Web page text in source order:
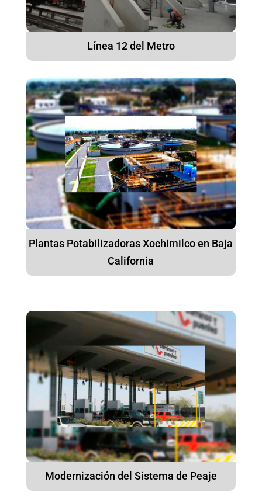
Línea 12 del Metro
Plantas Potabilizadoras Xochimilco en Baja
California
Modernización del Sistema de Peaje